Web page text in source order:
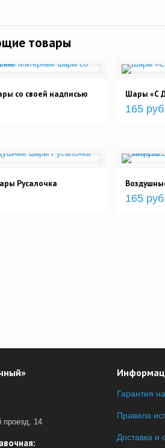
товары
со своей надписью Шары «С
165
Русалочка
165
проезд, 14
Гарантия
Правила
Доставка и